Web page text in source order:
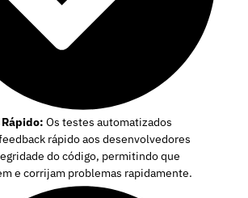
Os testes automatizados
rápido aos desenvolvedores
do código, permitindo que
e corrijam problemas rapidamente.